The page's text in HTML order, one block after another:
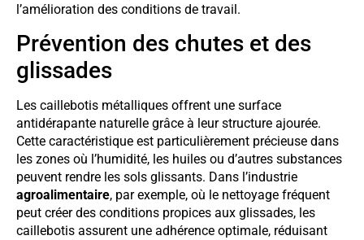
l’amélioration des conditions de travail.
Prévention des chutes et des
glissades
Les caillebotis métalliques offrent une surface
antidérapante naturelle grâce à leur structure ajourée.
Cette caractéristique est particulièrement précieuse dans
les zones où l’humidité, les huiles ou d’autres substances
peuvent rendre les sols glissants. Dans l’industrie
agroalimentaire, par exemple, où le nettoyage fréquent
peut créer des conditions propices aux glissades, les
caillebotis assurent une adhérence optimale, réduisant